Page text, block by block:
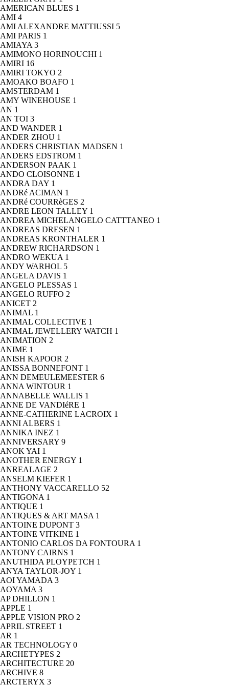
AMERICAN BLUES 1
AMI 4
AMI ALEXANDRE MATTIUSSI 5
AMI PARIS 1
AMIAYA 3
AMIMONO HORINOUCHI 1
AMIRI 16
AMIRI TOKYO 2
AMOAKO BOAFO 1
AMSTERDAM 1
AMY WINEHOUSE 1
AN 1
AN TOI 3
AND WANDER 1
ANDER ZHOU 1
ANDERS CHRISTIAN MADSEN 1
ANDERS EDSTROM 1
ANDERSON PAAK 1
ANDO CLOISONNE 1
ANDRA DAY 1
ANDRé ACIMAN 1
ANDRé COURRèGES 2
ANDRE LEON TALLEY 1
ANDREA MICHELANGELO CATTTANEO 1
ANDREAS DRESEN 1
ANDREAS KRONTHALER 1
ANDREW RICHARDSON 1
ANDRO WEKUA 1
ANDY WARHOL 5
ANGELA DAVIS 1
ANGELO PLESSAS 1
ANGELO RUFFO 2
ANICET 2
ANIMAL 1
ANIMAL COLLECTIVE 1
ANIMAL JEWELLERY WATCH 1
ANIMATION 2
ANIME 1
ANISH KAPOOR 2
ANISSA BONNEFONT 1
ANN DEMEULEMEESTER 6
ANNA WINTOUR 1
ANNABELLE WALLIS 1
ANNE DE VANDIéRE 1
ANNE-CATHERINE LACROIX 1
ANNI ALBERS 1
ANNIKA INEZ 1
ANNIVERSARY 9
ANOK YAI 1
ANOTHER ENERGY 1
ANREALAGE 2
ANSELM KIEFER 1
ANTHONY VACCARELLO 52
ANTIGONA 1
ANTIQUE 1
ANTIQUES & ART MASA 1
ANTOINE DUPONT 3
ANTOINE VITKINE 1
ANTONIO CARLOS DA FONTOURA 1
ANTONY CAIRNS 1
ANUTHIDA PLOYPETCH 1
ANYA TAYLOR-JOY 1
AOI YAMADA 3
AOYAMA 3
AP DHILLON 1
APPLE 1
APPLE VISION PRO 2
APRIL STREET 1
AR 1
AR TECHNOLOGY 0
ARCHETYPES 2
ARCHITECTURE 20
ARCHIVE 8
ARCTERYX 3